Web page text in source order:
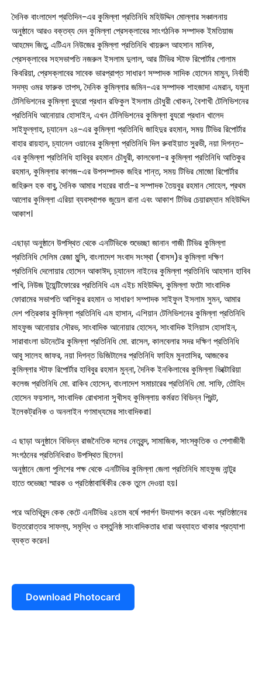
দৈনিক বাংলাদেশ প্রতিদিন-এর কুমিল্লা প্রতিনিধি মহিউদ্দিন মোল্লার সঞ্চালনায়
অনুষ্ঠানে আরও বক্তব্য দেন কুমিল্লা প্রেসক্লাবের সাংগঠনিক সম্পাদক ইমতিয়াজ
আহমেদ জিতু, এটিএন নিউজের কুমিল্লা প্রতিনিধি খায়রুল আহসান মানিক,
প্রেসক্লাবের সহসভাপতি নজরুল ইসলাম দুলাল, আর টিভির স্টাফ রিপোর্টার গোলাম
কিবরিয়া, প্রেসক্লাবের সাবেক ভারপ্রাপ্ত সাধারণ সম্পাদক সাদিক হোসেন মামুন, নির্বাহী
সদস্য ওমর ফারুক তাপস, দৈনিক কুমিল্লার জমিন-এর সম্পাদক শাহজাদা এমরান, যমুনা
টেলিভিশনের কুমিল্লা ব্যুরো প্রধান রফিকুল ইসলাম চৌধুরী খোকন, বৈশাখী টেলিভিশনের
প্রতিনিধি আনোয়ার হোসাইন, এখন টেলিভিশনের কুমিল্লা ব্যুরো প্রধান খালেদ
সাইফুল্লাহ, চ্যানেল ২৪-এর কুমিল্লা প্রতিনিধি জাহিদুর রহমান, সময় টিভির রিপোর্টার
বাহার রায়হান, চ্যানেল ওয়ানের কুমিল্লা প্রতিনিধি দিল রুবাইয়াত সুরভী, নয়া দিগন্ত-
এর কুমিল্লা প্রতিনিধি হাবিবুর রহমান চৌধুরী, কালবেলা-র কুমিল্লা প্রতিনিধি আতিকুর
রহমান, কুমিল্লার কাগজ-এর উপসম্পাদক জহির শান্ত, সময় টিভির মোজো রিপোর্টার
জহিরুল হক বাবু, দৈনিক আমার শহরের বার্তা-র সম্পাদক তৈয়বুর রহমান সোহেল, প্রথম
আলোর কুমিল্লা এরিয়া ব্যবস্থাপক জুয়েল রানা এবং আকাশ টিভির চেয়ারম্যান মহিউদ্দিন
আকাশ।
এছাড়া অনুষ্ঠানে উপস্থিত থেকে এনটিভিকে শুভেচ্ছা জানান গাজী টিভির কুমিল্লা
প্রতিনিধি সেলিম রেজা মুন্সি, বাংলাদেশ সংবাদ সংস্থা (বাসস)র কুমিল্লা দক্ষিণ
প্রতিনিধি দেলোয়ার হোসেন আকাঈদ, চ্যানেল নাইনের কুমিল্লা প্রতিনিধি আহসান হাবিব
পাখি, নিউজ টুয়েন্টিফোরের প্রতিনিধি এম এইচ মহিউদ্দিন, কুমিল্লা ফটো সাংবাদিক
ফোরামের সভাপতি আশিকুর রহমান ও সাধারণ সম্পাদক সাইফুল ইসলাম সুমন, আমার
দেশ পত্রিকার কুমিল্লা প্রতিনিধি এম হাসান, এশিয়ান টেলিভিশনের কুমিল্লা প্রতিনিধি
মাহফুজ আনোয়ার সৌরভ, সাংবাদিক আনোয়ার হোসেন, সাংবাদিক ইলিয়াস হোসাইন,
সারাবাংলা ডটনেটের কুমিল্লা প্রতিনিধি মো. রাসেল, কালবেলার সদর দক্ষিণ প্রতিনিধি
আবু সালেহ জাফর, নয়া দিগন্ত ডিজিটালের প্রতিনিধি ফাহিম মুনতাসির, আজকের
কুমিল্লার স্টাফ রিপোর্টার হাবিবুর রহমান মুন্না, দৈনিক ইনকিলাবের কুমিল্লা ভিক্টোরিয়া
কলেজ প্রতিনিধি মো. রাকিব হোসেন, বাংলাদেশ সমাচারের প্রতিনিধি মো. সাফি, তৌহিদ
হোসেন ফয়সাল, সাংবাদিক রোখসানা সুখীসহ কুমিল্লায় কর্মরত বিভিন্ন প্রিন্ট,
ইলেকট্রনিক ও অনলাইন গণমাধ্যমের সাংবাদিকরা।
এ ছাড়া অনুষ্ঠানে বিভিন্ন রাজনৈতিক দলের নেতৃবৃন্দ, সামাজিক, সাংস্কৃতিক ও পেশাজীবী
সংগঠনের প্রতিনিধিরাও উপস্থিত ছিলেন।
অনুষ্ঠানে জেলা পুলিশের পক্ষ থেকে এনটিভির কুমিল্লা জেলা প্রতিনিধি মাহফুজ নান্টুর
হাতে শুভেচ্ছা স্মারক ও প্রতিষ্ঠাবার্ষিকীর কেক তুলে দেওয়া হয়।
পরে অতিথিবৃন্দ কেক কেটে এনটিভির ২৪তম বর্ষে পদার্পণ উদযাপন করেন এবং প্রতিষ্ঠানের
উত্তরোত্তর সাফল্য, সমৃদ্ধি ও বস্তুনিষ্ঠ সাংবাদিকতার ধারা অব্যাহত থাকার প্রত্যাশা
ব্যক্ত করেন।
Download Photocard